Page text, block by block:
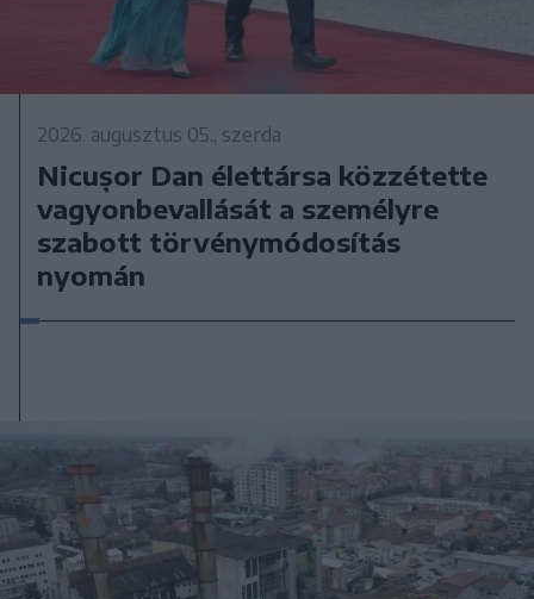
2026. augusztus 05., szerda
Nicușor Dan élettársa közzétette
vagyonbevallását a személyre
szabott törvénymódosítás
nyomán